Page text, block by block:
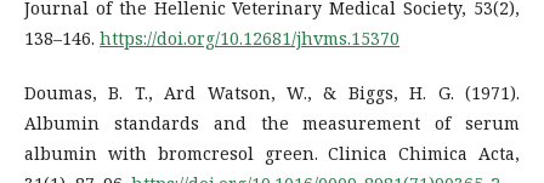
Journal of the Hellenic Veterinary Medical Society, 53(2),
138–146. https://doi.org/10.12681/jhvms.15370
Doumas, B. T., Ard Watson, W., & Biggs, H. G. (1971).
Albumin standards and the measurement of serum
albumin with bromcresol green. Clinica Chimica Acta,